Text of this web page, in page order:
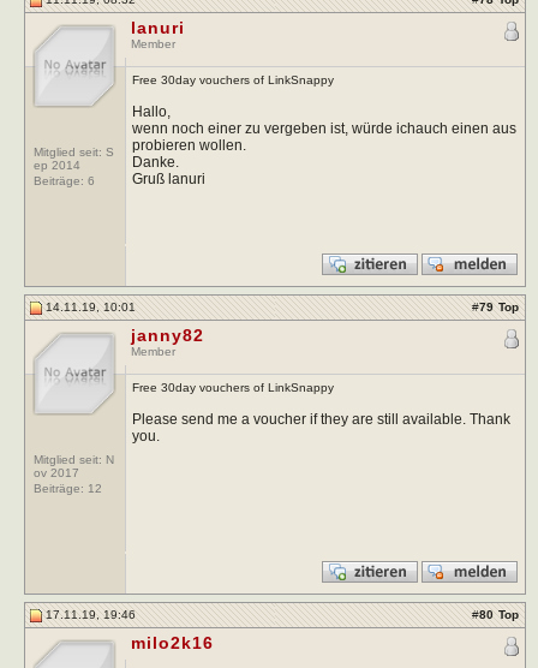
Mitglied seit: S
ep 2014
Beiträge: 6
lanuri
Member
Free 30day vouchers of LinkSnappy
Hallo,
wenn noch einer zu vergeben ist, würde ichauch einen aus
probieren wollen.
Danke.
Gruß lanuri
14.11.19, 10:01 #79 Top
Mitglied seit: N
ov 2017
Beiträge: 12
janny82
Member
Free 30day vouchers of LinkSnappy
Please send me a voucher if they are still available. Thank
you.
17.11.19, 19:46 #80 Top
milo2k16